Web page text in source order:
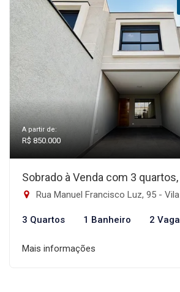
A partir de:
R$ 850.000
Sobrado à Venda com 3
Rua Manuel Francisco Luz, 95 - Vila São
3 Quartos 1 Banheiro 2
Mais informações